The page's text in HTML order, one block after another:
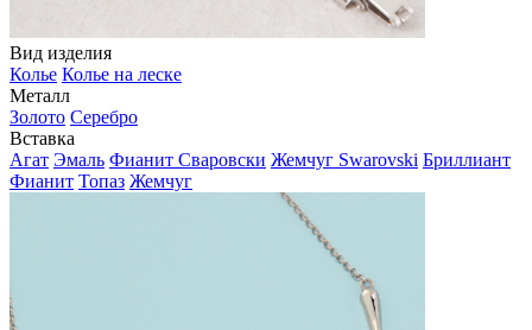
Вид изделия
Колье Колье на леске
Металл
Золото Серебро
Вставка
Агат Эмаль Фианит Сваровски Жемчуг Swarovski Бриллиант
Фианит Топаз Жемчуг